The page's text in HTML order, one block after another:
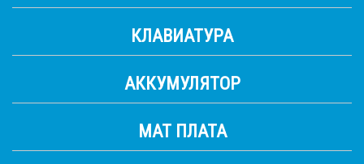
КЛАВИАТУРА
АККУМУЛЯТОР
МАТ ПЛАТА